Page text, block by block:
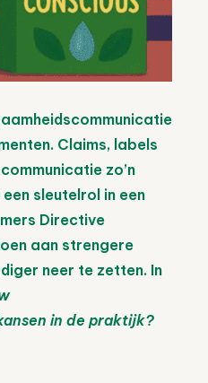
Claims, labels
zo’n
sleutelrol in een
Directive
aan strengere
neer te zetten. In
in de praktijk?